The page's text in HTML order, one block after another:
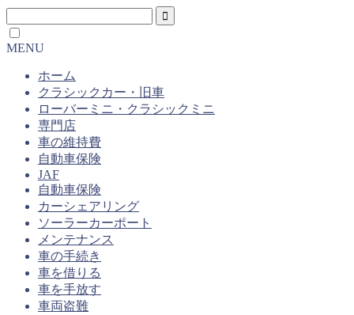
MENU
ホーム
クラシックカー・旧車
ローバーミニ・クラシックミニ
専門店
車の維持費
自動車保険
JAF
自動車保険
カーシェアリング
ソーラーカーポート
メンテナンス
車の手続き
車を借りる
車を手放す
車両盗難